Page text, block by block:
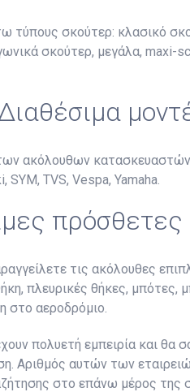
τύπους σκούτερ: κλασικό
σκούτερ, μεγάλα, maxi-
ακόλουθων
TVS, Vespa, Yamaha.
πρόσθετες
τις ακόλουθες
πλευρικές θήκες,
στο αεροδρόμιο.
πολυετή εμπειρία και θα
Αριθμός αυτών των
στο επάνω μέρος της